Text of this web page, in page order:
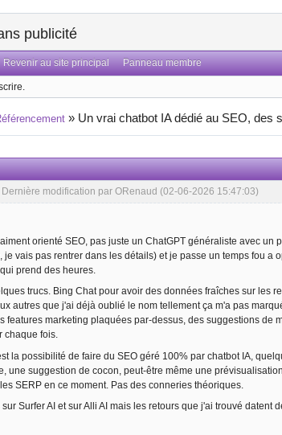
publicité
Revenir au site principal Panneau membre
» Un vrai chatbot IA dédié au SEO, des
Dernière modification par ORenaud (02-06-2026 15:47:03)
orienté SEO, pas juste un ChatGPT généraliste avec
je vais pas rentrer dans les détails) et je passe un temps fou
prend des heures.
trucs. Bing Chat pour avoir des données fraîches sur les
autres que j'ai déjà oublié le nom tellement ça m'a pas
features marketing plaquées par-dessus, des suggestions
chaque fois.
la possibilité de faire du SEO géré 100% par chatbot IA ,
une suggestion de cocon, peut-être même une
SERP en ce moment. Pas des conneries théoriques.
Surfer AI et sur Alli AI mais les retours que j'ai trouvé